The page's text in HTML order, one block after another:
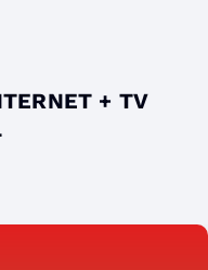
+ TV